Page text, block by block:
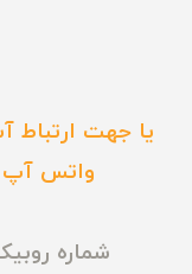
یا جهت ارتباط
واتس آپ
شماره روبیکا و